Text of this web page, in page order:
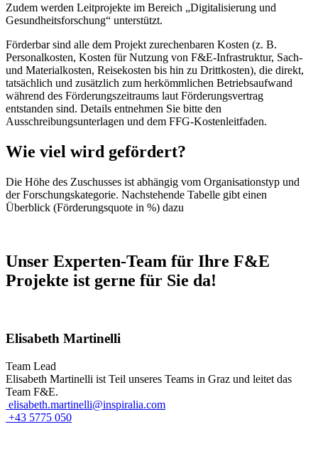
Zudem werden Leitprojekte im Bereich „Digitalisierung und
Gesundheitsforschung“ unterstützt.
Förderbar sind alle dem Projekt zurechenbaren Kosten (z. B.
Personalkosten, Kosten für Nutzung von F&E-Infrastruktur, Sach-
und Materialkosten, Reisekosten bis hin zu Drittkosten), die direkt,
tatsächlich und zusätzlich zum herkömmlichen Betriebsaufwand
während des Förderungszeitraums laut Förderungsvertrag
entstanden sind. Details entnehmen Sie bitte den
Ausschreibungsunterlagen und dem FFG-Kostenleitfaden.
Wie viel wird gefördert?
Die Höhe des Zuschusses ist abhängig vom Organisationstyp und
der Forschungskategorie. Nachstehende Tabelle gibt einen
Überblick (Förderungsquote in %) dazu
Unser Experten-Team für Ihre F&E
Projekte ist gerne für Sie da!
Elisabeth Martinelli
Team Lead
Elisabeth Martinelli ist Teil unseres Teams in Graz und leitet das
Team F&E.
elisabeth.martinelli@inspiralia.com
+43 5775 050